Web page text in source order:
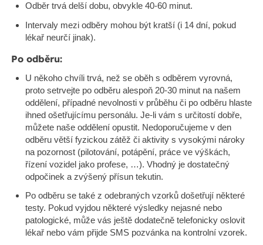
Odběr trvá delší dobu, obvykle 40-60 minut.
Intervaly mezi odběry mohou být kratší (i 14 dní, pokud
lékař neurčí jinak).
Po odběru:
U někoho chvíli trvá, než se oběh s odběrem vyrovná,
proto setrvejte po odběru alespoň 20-30 minut na našem
oddělení, případné nevolnosti v průběhu či po odběru hlaste
ihned ošetřujícímu personálu. Je-li vám s určitostí dobře,
můžete naše oddělení opustit. Nedoporučujeme v den
odběru větší fyzickou zátěž či aktivity s vysokými nároky
na pozornost (pilotování, potápění, práce ve výškách,
řízení vozidel jako profese, …). Vhodný je dostatečný
odpočinek a zvýšený přísun tekutin.
Po odběru se také z odebraných vzorků došetřují některé
testy. Pokud vyjdou některé výsledky nejasné nebo
patologické, může vás ještě dodatečně telefonicky oslovit
lékař nebo vám přijde SMS pozvánka na kontrolní vzorek.